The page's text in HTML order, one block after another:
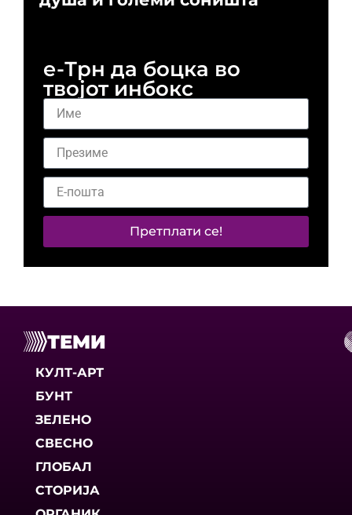
е-Трн да боцка во
твојот инбокс
Претплати се!
ТЕМИ
КУЛТ-АРТ
БУНТ
ЗЕЛЕНО
СВЕСНО
ГЛОБАЛ
СТОРИЈА